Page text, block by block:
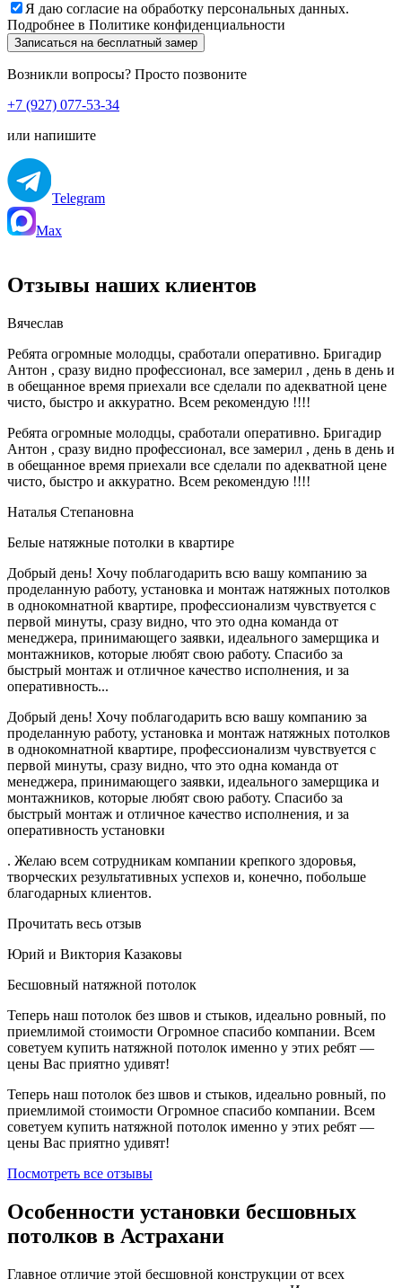
Я даю согласие на обработку персональных данных.
Подробнее в Политике конфиденциальности
Записаться на бесплатный замер
Возникли вопросы? Просто позвоните
+7 (927) 077-53-34
или напишите
Telegram
Max
Отзывы наших клиентов
Вячеслав
Ребята огромные молодцы, сработали оперативно. Бригадир
Антон , сразу видно профессионал, все замерил , день в день и
в обещанное время приехали все сделали по адекватной цене
чисто, быстро и аккуратно. Всем рекомендую !!!!
Ребята огромные молодцы, сработали оперативно. Бригадир
Антон , сразу видно профессионал, все замерил , день в день и
в обещанное время приехали все сделали по адекватной цене
чисто, быстро и аккуратно. Всем рекомендую !!!!
Наталья Степановна
Белые натяжные потолки в квартире
Добрый день! Хочу поблагодарить всю вашу компанию за
проделанную работу, установка и монтаж натяжных потолков
в однокомнатной квартире, профессионализм чувствуется с
первой минуты, сразу видно, что это одна команда от
менеджера, принимающего заявки, идеального замерщика и
монтажников, которые любят свою работу. Спасибо за
быстрый монтаж и отличное качество исполнения, и за
оперативность...
Добрый день! Хочу поблагодарить всю вашу компанию за
проделанную работу, установка и монтаж натяжных потолков
в однокомнатной квартире, профессионализм чувствуется с
первой минуты, сразу видно, что это одна команда от
менеджера, принимающего заявки, идеального замерщика и
монтажников, которые любят свою работу. Спасибо за
быстрый монтаж и отличное качество исполнения, и за
оперативность установки
. Желаю всем сотрудникам компании крепкого здоровья,
творческих результативных успехов и, конечно, побольше
благодарных клиентов.
Прочитать весь отзыв
Юрий и Виктория Казаковы
Бесшовный натяжной потолок
Теперь наш потолок без швов и стыков, идеально ровный, по
приемлимой стоимости Огромное спасибо компании. Всем
советуем купить натяжной потолок именно у этих ребят —
цены Вас приятно удивят!
Теперь наш потолок без швов и стыков, идеально ровный, по
приемлимой стоимости Огромное спасибо компании. Всем
советуем купить натяжной потолок именно у этих ребят —
цены Вас приятно удивят!
Посмотреть все отзывы
Особенности установки бесшовных
потолков в Астрахани
Главное отличие этой бесшовной конструкции от всех